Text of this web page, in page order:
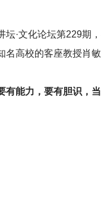
坛·文化论坛第229期
名高校的客座教授肖
有能力，要有胆识，